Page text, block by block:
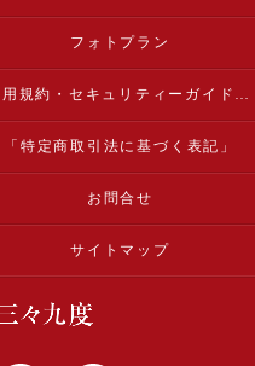
フォトプラン
利用規約・セキュリティーガイドライン
「特定商取引法に基づく表記」
お問合せ
サイトマップ